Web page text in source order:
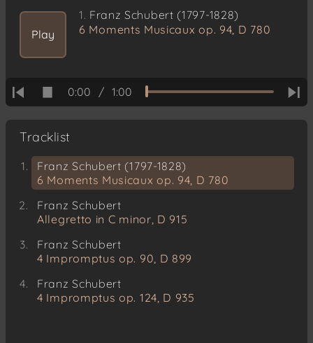
Play
1. Franz Schubert (1797-1828)
6 Moments Musicaux op. 94, D 780
0:00 / 1:00
Tracklist
Franz Schubert (1797-1828)
6 Moments Musicaux op. 94, D 780
Franz Schubert
Allegretto in C minor, D 915
Franz Schubert
4 Impromptus op. 90, D 899
Franz Schubert
4 Impromptus op. 124, D 935